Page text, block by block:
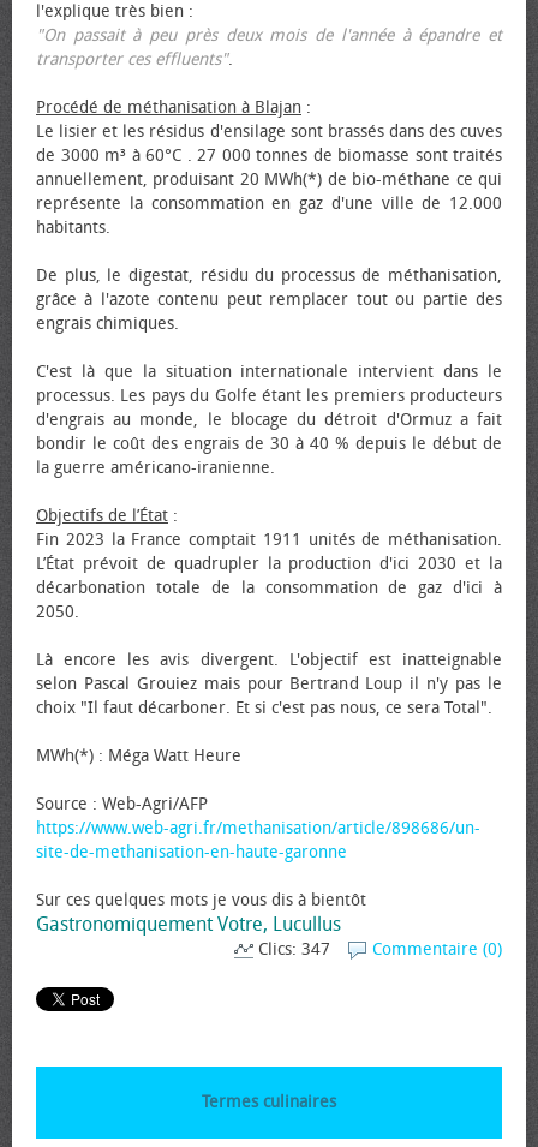
l'explique très bien :
"On passait à peu près deux mois de l'année à épandre et
transporter ces effluents".
Procédé de méthanisation à Blajan :
Le lisier et les résidus d'ensilage sont brassés dans des cuves
de 3000 m³ à 60°C . 27 000 tonnes de biomasse sont traités
annuellement, produisant 20 MWh(*) de bio-méthane ce qui
représente la consommation en gaz d'une ville de 12.000
habitants.
De plus, le digestat, résidu du processus de méthanisation,
grâce à l'azote contenu peut remplacer tout ou partie des
engrais chimiques.
C'est là que la situation internationale intervient dans le
processus. Les pays du Golfe étant les premiers producteurs
d'engrais au monde, le blocage du détroit d'Ormuz a fait
bondir le coût des engrais de 30 à 40 % depuis le début de
la guerre américano-iranienne.
Objectifs de l’État :
Fin 2023 la France comptait 1911 unités de méthanisation.
L’État prévoit de quadrupler la production d'ici 2030 et la
décarbonation totale de la consommation de gaz d'ici à
2050.
Là encore les avis divergent. L'objectif est inatteignable
selon Pascal Grouiez mais pour Bertrand Loup il n'y pas le
choix "Il faut décarboner. Et si c'est pas nous, ce sera Total".
MWh(*) : Méga Watt Heure
Source : Web-Agri/AFP
https://www.web-agri.fr/methanisation/article/898686/un-
site-de-methanisation-en-haute-garonne
Sur ces quelques mots je vous dis à bientôt
Gastronomiquement Votre, Lucullus
Commentaire (0)
Clics: 347
Termes culinaires